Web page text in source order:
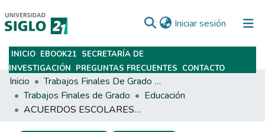
Iniciar sesión (current)
Subir
INICIO EBOOK21 SECRETARÍA DE
INVESTIGACIÓN PREGUNTAS FRECUENTES CONTACTO
Inicio
Trabajos Finales De Grado Y Posgrado
Trabajos Finales de Grado
Educación
ACUERDOS ESCOLARES DE CONVIVENCIA (AEC): una construcción institucional colectiva El Consejo Escolar de Convivencia (CEC), una herramienta que posibilita resignificar y afirmar el PEI en el Instituto Santa Ana.